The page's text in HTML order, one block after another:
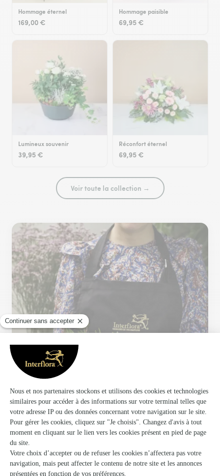
Hommage éternel
169,00 €
Hommage paisible
69,95 €
Lumineux souvenir
39,95 €
Réconfort éternel
69,95 €
Voir toute la collection →